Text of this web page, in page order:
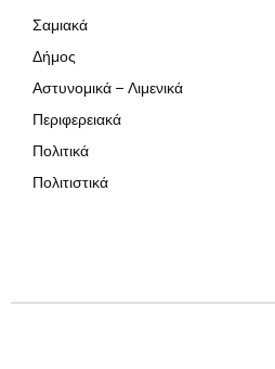
Σαμιακά
Δήμος
Αστυνομικά – Λιμενικά
Περιφερειακά
Πολιτικά
Πολιτιστικά